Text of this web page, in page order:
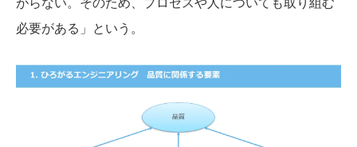
必要がある」という。